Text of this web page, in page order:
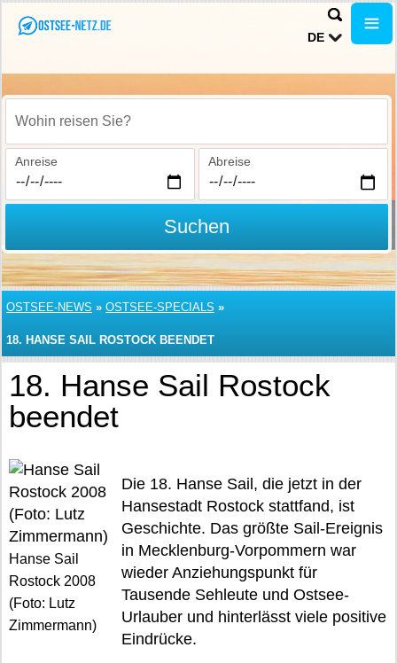
DE
Wohin reisen Sie?
Anreise Abreise
Suchen
OSTSEE-NEWS » OSTSEE-SPECIALS »
18. HANSE SAIL ROSTOCK BEENDET
18. Hanse Sail Rostock
beendet
Hanse Sail
Rostock 2008
(Foto: Lutz
Zimmermann)
Die 18. Hanse Sail, die jetzt in der
Hansestadt Rostock stattfand, ist
Geschichte. Das größte Sail-Ereignis
in Mecklenburg-Vorpommern war
wieder Anziehungspunkt für
Tausende Sehleute und Ostsee-
Urlauber und hinterlässt viele positive
Eindrücke.